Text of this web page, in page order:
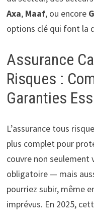
Axa, Maaf, ou encore
options clé qui font la
Assurance
Risques :
Garanties
L’assurance tous
plus complet pour
couvre non
obligatoire — mais
pourriez subir, même
imprévus. En 2025,